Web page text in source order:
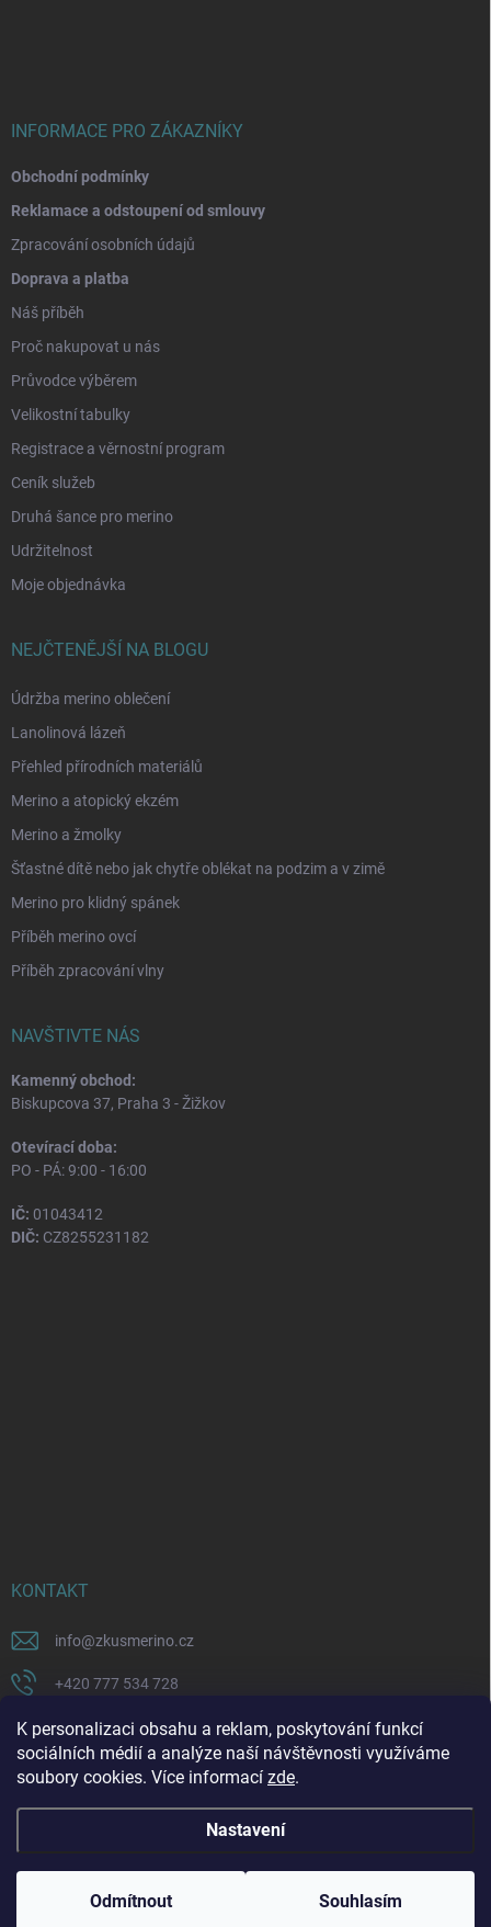
K personalizaci obsahu a reklam, poskytování funkcí
sociálních médií a analýze naší návštěvnosti využíváme
soubory cookies. Více informací zde.
Nastavení
Odmítnout Souhlasím
INFORMACE PRO ZÁKAZNÍKY
Obchodní podmínky
Reklamace a odstoupení od smlouvy
Zpracování osobních údajů
Doprava a platba
Náš příběh
Proč nakupovat u nás
Průvodce výběrem
Velikostní tabulky
Registrace a věrnostní program
Ceník služeb
Druhá šance pro merino
Udržitelnost
Moje objednávka
NEJČTENĚJŠÍ NA BLOGU
Údržba merino oblečení
Lanolinová lázeň
Přehled přírodních materiálů
Merino a atopický ekzém
Merino a žmolky
Šťastné dítě nebo jak chytře oblékat na podzim a v zimě
Merino pro klidný spánek
Příběh merino ovcí
Příběh zpracování vlny
NAVŠTIVTE NÁS
Kamenný obchod:
Biskupcova 37, Praha 3 - Žižkov
Otevírací doba:
PO - PÁ: 9:00 - 16:00
IČ: 01043412
DIČ: CZ8255231182
KONTAKT
info@zkusmerino.cz
+420 777 534 728
https://www.facebook.com/zkusmerino/
zkusmerino.cz
Copyright 2026ZKUSMERINO. Všechna práva vyhrazena.Upravit nastavení